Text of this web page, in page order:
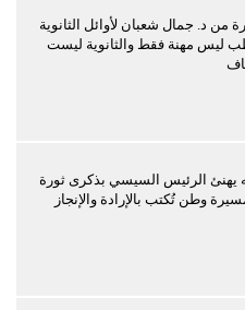
من د. جمال شعبان لأوائل الثانوية
ليس مهنة فقط والثانوية ليست
يهنئ الرئيس السيسي بذكرى ثورة